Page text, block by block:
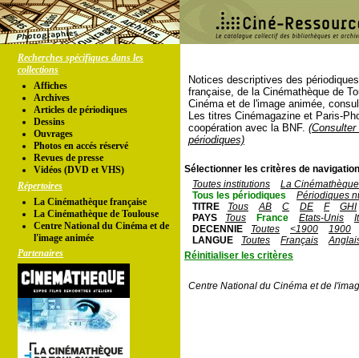
Recherches spécifiques dans les
collections
Affiches
Archives
Articles de périodiques
Dessins
Ouvrages
Photos en accés réservé
Revues de presse
Vidéos (DVD et VHS)
Répertoires
La Cinémathèque française
La Cinémathèque de Toulouse
Centre National du Cinéma et de
l'image animée
Partenaires
Notices descriptives des
française, de la Cinémathèque de
Cinéma et de l'image animée,
Les titres Cinémagazine et Paris-
coopération avec la BNF.
périodiques)
Sélectionner les critères de
Toutes institutions
La
Tous les périodiques
Périodiques
TITRE
Tous AB C DE F
GHI
PAYS
Tous France Etats-Unis
DECENNIE
Toutes <1900
1900
LANGUE
Toutes Français
Réinitialiser les critères
Centre National du Cinéma et de